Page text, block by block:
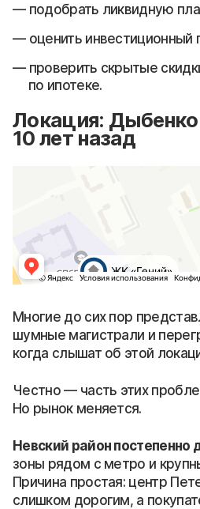
подобрать ликвидную
оценить инвестиционный
проверить скрытые
по ипотеке.
Локация: Дыбенко
10 лет назад
Многие до сих пор
шумные магистрали и
когда слышат об этой
Честно — часть этих
Но рынок меняется.
Невский район постепенно
зоны рядом с метро и
Причина простая: центр
слишком дорогим, а